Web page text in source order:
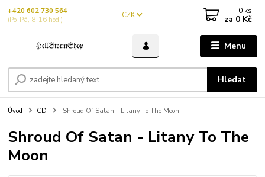
Menu
CZK
Hledat
+420 602 730 564
(Po-Pá, 8-16 hod.)
0 ks
za 0 Kč
Úvod CD Shroud Of Satan - Litany To The Moon
Shroud Of Satan - Litany To The
Moon